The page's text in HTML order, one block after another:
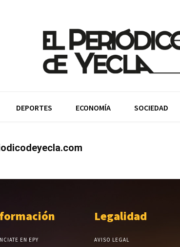
DEPORTES ECONOMÍA SOCIEDAD
EN EPY
Legalidad
AVISO LEGAL